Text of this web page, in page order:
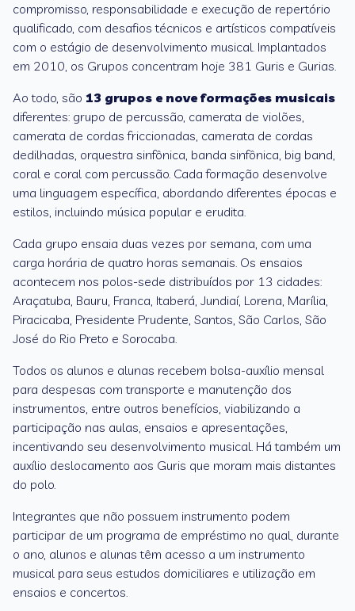
compromisso, responsabilidade e execução de repertório
qualificado, com desafios técnicos e artísticos compatíveis
com o estágio de desenvolvimento musical. Implantados
em 2010, os Grupos concentram hoje 381 Guris e Gurias.
Ao todo, são 13 grupos e nove formações musicais
diferentes: grupo de percussão, camerata de violões,
camerata de cordas friccionadas, camerata de cordas
dedilhadas, orquestra sinfônica, banda sinfônica, big band,
coral e coral com percussão. Cada formação desenvolve
uma linguagem específica, abordando diferentes épocas e
estilos, incluindo música popular e erudita.
Cada grupo ensaia duas vezes por semana, com uma
carga horária de quatro horas semanais. Os ensaios
acontecem nos polos-sede distribuídos por 13 cidades:
Araçatuba, Bauru, Franca, Itaberá, Jundiaí, Lorena, Marília,
Piracicaba, Presidente Prudente, Santos, São Carlos, São
José do Rio Preto e Sorocaba.
Todos os alunos e alunas recebem bolsa-auxílio mensal
para despesas com transporte e manutenção dos
instrumentos, entre outros benefícios, viabilizando a
participação nas aulas, ensaios e apresentações,
incentivando seu desenvolvimento musical. Há também um
auxílio deslocamento aos Guris que moram mais distantes
do polo.
Integrantes que não possuem instrumento podem
participar de um programa de empréstimo no qual, durante
o ano, alunos e alunas têm acesso a um instrumento
musical para seus estudos domiciliares e utilização em
ensaios e concertos.